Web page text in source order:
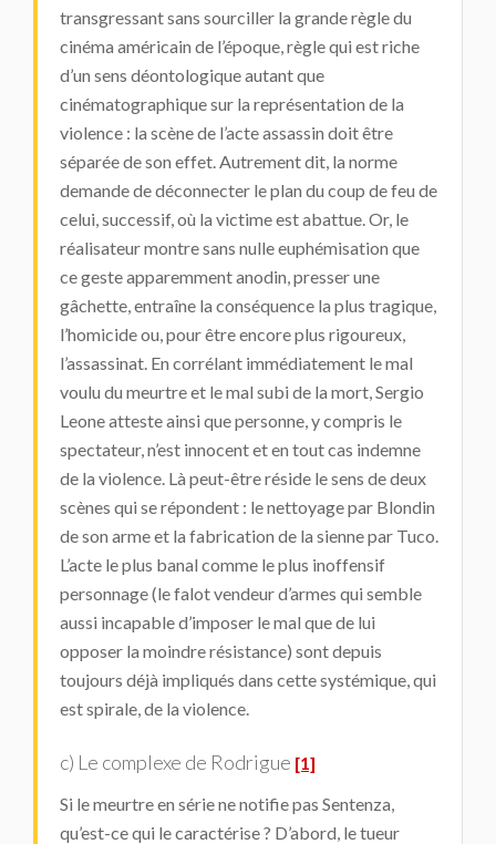
transgressant sans sourciller la grande règle du
cinéma américain de l’époque, règle qui est riche
d’un sens déontologique autant que
cinématographique sur la représentation de la
violence : la scène de l’acte assassin doit être
séparée de son effet. Autrement dit, la norme
demande de déconnecter le plan du coup de feu de
celui, successif, où la victime est abattue. Or, le
réalisateur montre sans nulle euphémisation que
ce geste apparemment anodin, presser une
gâchette, entraîne la conséquence la plus tragique,
l’homicide ou, pour être encore plus rigoureux,
l’assassinat. En corrélant immédiatement le mal
voulu du meurtre et le mal subi de la mort, Sergio
Leone atteste ainsi que personne, y compris le
spectateur, n’est innocent et en tout cas indemne
de la violence. Là peut-être réside le sens de deux
scènes qui se répondent : le nettoyage par Blondin
de son arme et la fabrication de la sienne par Tuco.
L’acte le plus banal comme le plus inoffensif
personnage (le falot vendeur d’armes qui semble
aussi incapable d’imposer le mal que de lui
opposer la moindre résistance) sont depuis
toujours déjà impliqués dans cette systémique, qui
est spirale, de la violence.
c) Le complexe de Rodrigue [1]
Si le meurtre en série ne notifie pas Sentenza,
qu’est-ce qui le caractérise ? D’abord, le tueur